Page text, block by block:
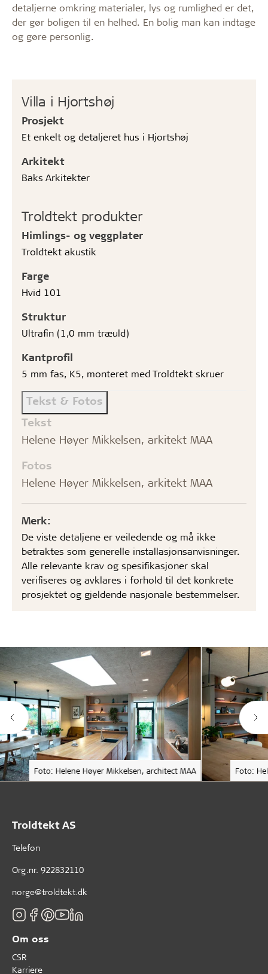
Villa i Hjortshøj
Prosjekt
Et enkelt og detaljeret hus i Hjortshøj
Arkitekt
Baks Arkitekter
Troldtekt produkter
Himlings- og veggplater
Troldtekt akustik
Farge
Hvid 101
Struktur
Ultrafin (1,0 mm træuld)
Kantprofil
5 mm fas, K5, monteret med Troldtekt skruer
Tekst & Fotos
Tekst
Helene Høyer Mikkelsen, arkitekt MAA
Fotos
Helene Høyer Mikkelsen, arkitekt MAA
Merk:
De viste detaljene er veiledende og må ikke
betraktes som generelle installasjonsanvisninger.
Alle relevante krav og spesifikasjoner skal
verifiseres og avklares i forhold til det konkrete
prosjektet og gjeldende nasjonale bestemmelser.
detaljerne omkring materialer, lys og rumlighed er det,
der gør boligen til en helhed. En bolig man kan indtage
og gøre personlig.
Foto: Helene Høyer Mikkelsen, architect MAA Foto:
Troldtekt AS
Telefon
Org.nr. 922832110
norge@troldtekt.dk
Om oss
CSR
Karriere